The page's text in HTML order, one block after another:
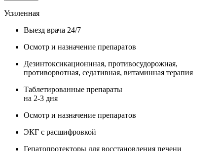
Усиленная
Выезд врача 24/7
Осмотр и назначение препаратов
Дезинтоксикационнная, противосудорожная,
противорвотная, седативная, витаминная терапия
Таблетированные препараты
на 2-3 дня
Осмотр и назначение препаратов
ЭКГ с расшифровкой
Гепатопротекторы для восстановления печени